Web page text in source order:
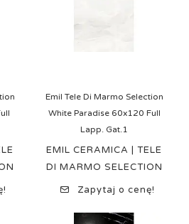
Emil Tele Di Marmo Selection
White Paradise 60x120 Full
Lapp. Gat.1
EMIL CERAMICA | TELE
DI MARMO SELECTION
Zapytaj o cenę!